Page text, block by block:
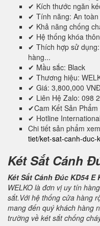
✔ Kích thước ngăn
✔ Tính năng: An
✔ Khả năng chống
✔ Hệ thống khóa
✔ Thích hợp sử
hàng...
✔ Mầu sắc: Black
✔ Thương hiệu:
✔ Giá: 3,800,000
✔ Liên Hệ Zalo: 098
✔Cam Kết Sản
✔ Hotline
Chi tiết sản phẩm
tiet/ket-sat-canh-
Két Sắt Cánh
Két Sắt Cánh Đúc KD54 E
WELKO là đơn vị uy tín
sắt.Với hệ thống cửa hàng
mang đến quý khách hàng
trường về két sắt chống